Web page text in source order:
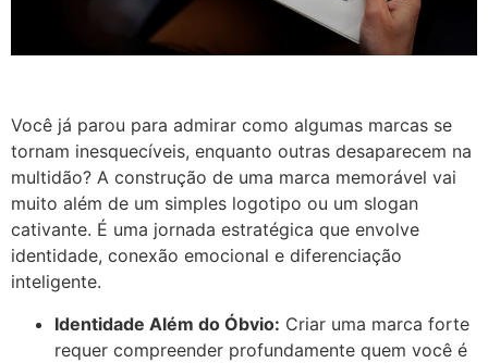
Você já parou para admirar como algumas marcas se
tornam inesquecíveis, enquanto outras desaparecem na
multidão? A construção de uma marca memorável vai
muito além de um simples logotipo ou um slogan
cativante. É uma jornada estratégica que envolve
identidade, conexão emocional e diferenciação
inteligente.
Identidade Além do Óbvio: Criar uma marca forte
requer compreender profundamente quem você é